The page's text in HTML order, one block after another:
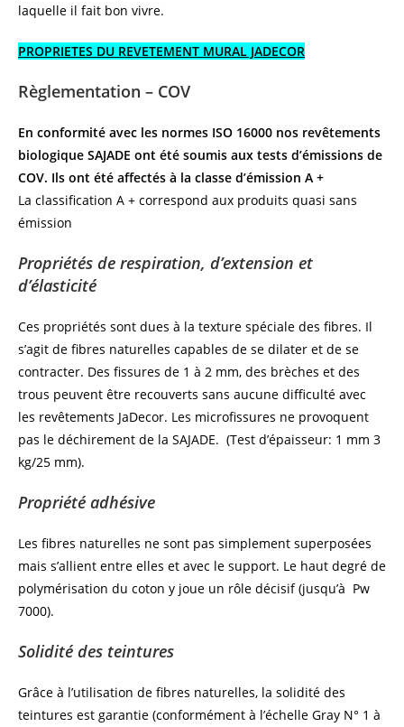
laquelle il fait bon vivre.
PROPRIETES DU REVETEMENT MURAL JADECOR
Règlementation – COV
En conformité avec les normes ISO 16000 nos revêtements
biologique SAJADE ont été soumis aux tests d’émissions de
COV. Ils ont été affectés à la classe d’émission A +
La classification A + correspond aux produits quasi sans
émission
Propriétés de respiration, d’extension et
d’élasticité
Ces propriétés sont dues à la texture spéciale des fibres. Il
s’agit de fibres naturelles capables de se dilater et de se
contracter. Des fissures de 1 à 2 mm, des brèches et des
trous peuvent être recouverts sans aucune difficulté avec
les revêtements JaDecor. Les microfissures ne provoquent
pas le déchirement de la SAJADE. (Test d’épaisseur: 1 mm 3
kg/25 mm).
Propriété adhésive
Les fibres naturelles ne sont pas simplement superposées
mais s’allient entre elles et avec le support. Le haut degré de
polymérisation du coton y joue un rôle décisif (jusqu’à Pw
7000).
Solidité des teintures
Grâce à l’utilisation de fibres naturelles, la solidité des
teintures est garantie (conformément à l’échelle Gray N° 1 à